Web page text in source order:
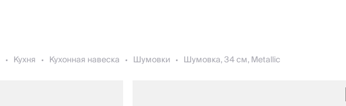
Кухня Кухонная навеска Шумовки Шумовка, 34 см, Metallic